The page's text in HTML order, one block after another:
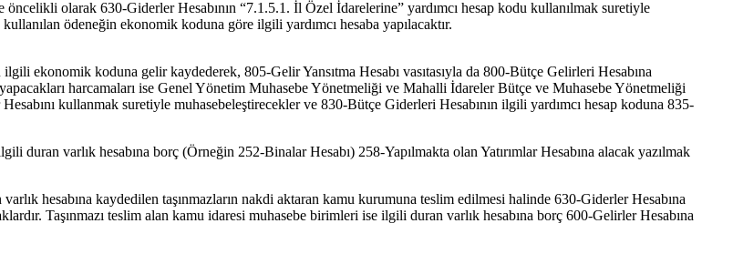
olarak 630-Giderler Hesabının “7.1.5.1. İl Özel İdarelerine” yardımcı hesap kodu kullanılmak suretiyle
ödeneğin ekonomik koduna göre ilgili yardımcı hesaba yapılacaktır.
ekonomik koduna gelir kaydederek, 805-Gelir Yansıtma Hesabı vasıtasıyla da 800-Bütçe Gelirleri Hesabına
harcamaları ise Genel Yönetim Muhasebe Yönetmeliği ve Mahalli İdareler Bütçe ve Muhasebe Yönetmeliği
kullanmak suretiyle muhasebeleştirecekler ve 830-Bütçe Giderleri Hesabının ilgili yardımcı hesap koduna 835-
duran varlık hesabına borç (Örneğin 252-Binalar Hesabı) 258-Yapılmakta olan Yatırımlar Hesabına alacak yazılmak
hesabına kaydedilen taşınmazların nakdi aktaran kamu kurumuna teslim edilmesi halinde 630-Giderler Hesabına
Taşınmazı teslim alan kamu idaresi muhasebe birimleri ise ilgili duran varlık hesabına borç 600-Gelirler Hesabına